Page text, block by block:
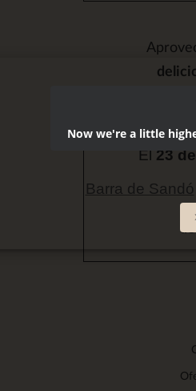
El 23
Barra de Sandó
Now we're a little